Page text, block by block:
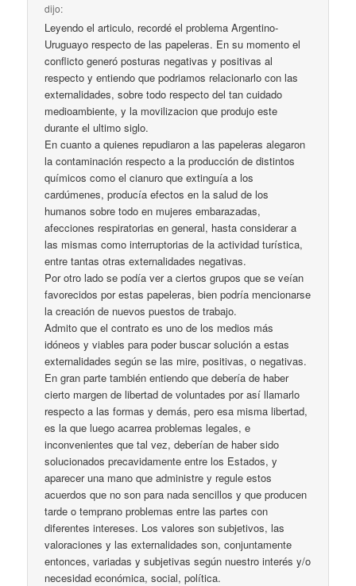
dijo:
Leyendo el articulo, recordé el problema Argentino-
Uruguayo respecto de las papeleras. En su momento el
conflicto generó posturas negativas y positivas al
respecto y entiendo que podriamos relacionarlo con las
externalidades, sobre todo respecto del tan cuidado
medioambiente, y la movilizacion que produjo este
durante el ultimo siglo.
En cuanto a quienes repudiaron a las papeleras alegaron
la contaminación respecto a la producción de distintos
químicos como el cianuro que extinguía a los
cardúmenes, producía efectos en la salud de los
humanos sobre todo en mujeres embarazadas,
afecciones respiratorias en general, hasta considerar a
las mismas como interruptorias de la actividad turística,
entre tantas otras externalidades negativas.
Por otro lado se podía ver a ciertos grupos que se veían
favorecidos por estas papeleras, bien podría mencionarse
la creación de nuevos puestos de trabajo.
Admito que el contrato es uno de los medios más
idóneos y viables para poder buscar solución a estas
externalidades según se las mire, positivas, o negativas.
En gran parte también entiendo que debería de haber
cierto margen de libertad de voluntades por así llamarlo
respecto a las formas y demás, pero esa misma libertad,
es la que luego acarrea problemas legales, e
inconvenientes que tal vez, deberían de haber sido
solucionados precavidamente entre los Estados, y
aparecer una mano que administre y regule estos
acuerdos que no son para nada sencillos y que producen
tarde o temprano problemas entre las partes con
diferentes intereses. Los valores son subjetivos, las
valoraciones y las externalidades son, conjuntamente
entonces, variadas y subjetivas según nuestro interés y/o
necesidad económica, social, política.